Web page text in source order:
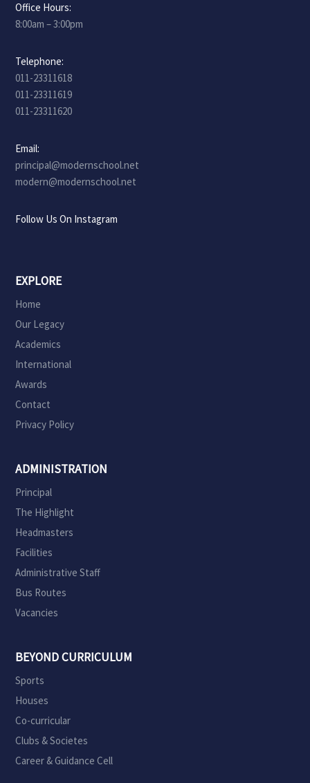
Office Hours:
8:00am – 3:00pm
Telephone:
011-23311618
011-23311619
011-23311620
Email:
principal@modernschool.net
modern@modernschool.net
Follow Us On Instagram
EXPLORE
Home
Our Legacy
Academics
International
Awards
Contact
Privacy Policy
ADMINISTRATION
Principal
The Highlight
Headmasters
Facilities
Administrative Staff
Bus Routes
Vacancies
BEYOND CURRICULUM
Sports
Houses
Co-curricular
Clubs & Societes
Career & Guidance Cell